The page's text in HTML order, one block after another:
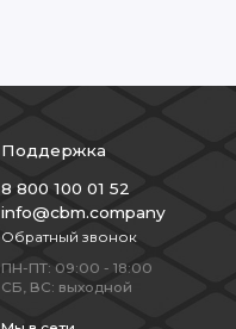
Поддержка
8 800 100 01 52
info@cbm.company
Обратный звонок
ПН-ПТ: 09:00 - 18:00
СБ, ВС: выходной